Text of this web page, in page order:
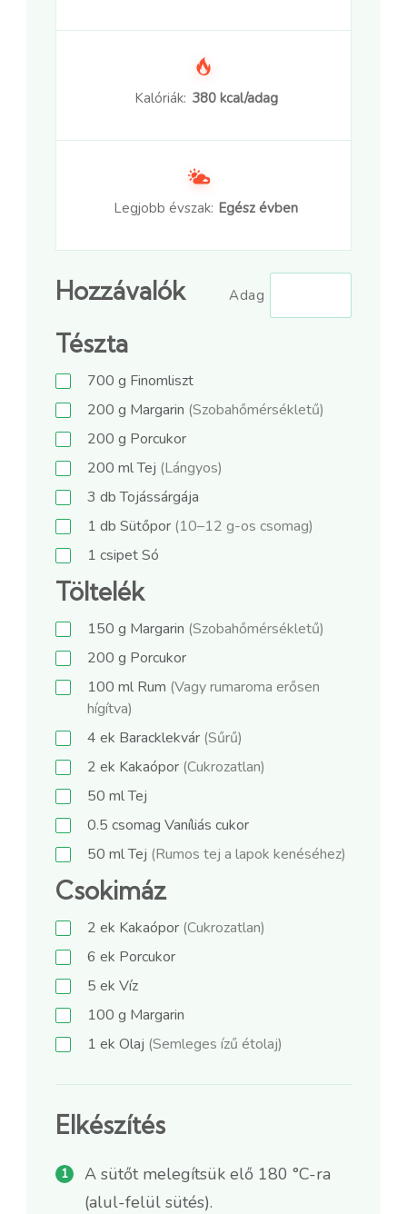
Kalóriák: 380 kcal/adag
Legjobb évszak: Egész évben
Hozzávalók Adag
Tészta
700 g Finomliszt
200 g Margarin (Szobahőmérsékletű)
200 g Porcukor
200 mlTej (Lángyos)
3 dbTojássárgája
1 db Sütőpor (10–12 g-os csomag)
1 csipetSó
Töltelék
150 g Margarin (Szobahőmérsékletű)
200 g Porcukor
100 ml Rum (Vagy rumaroma erősen
hígítva)
4 ek Baracklekvár (Sűrű)
2 ek Kakaópor (Cukrozatlan)
50 mlTej
0.5 csomag Vaníliás cukor
50 mlTej (Rumos tej a lapok kenéséhez)
Csokimáz
2 ek Kakaópor (Cukrozatlan)
6 ek Porcukor
5 ek Víz
100 g Margarin
1 ek Olaj (Semleges ízű étolaj)
Elkészítés
A sütőt melegítsük elő 180 °C-ra
(alul-felül sütés).